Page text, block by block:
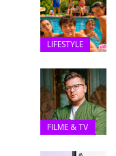
LIFESTYLE
FILME & TV